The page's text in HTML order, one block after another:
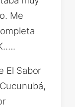
Me
El Sabor